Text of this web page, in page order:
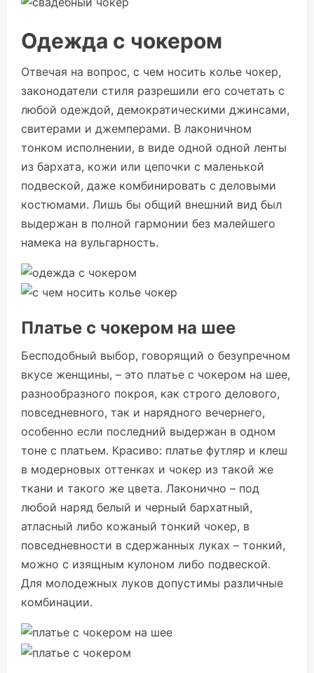
Одежда с чокером
Отвечая на вопрос, с чем носить колье чокер,
законодатели стиля разрешили его сочетать с
любой одеждой, демократическими джинсами,
свитерами и джемперами. В лаконичном
тонком исполнении, в виде одной одной ленты
из бархата, кожи или цепочки с маленькой
подвеской, даже комбинировать с деловыми
костюмами. Лишь бы общий внешний вид был
выдержан в полной гармонии без малейшего
намека на вульгарность.
Платье с чокером на шее
Бесподобный выбор, говорящий о безупречном
вкусе женщины, – это платье с чокером на шее,
разнообразного покроя, как строго делового,
повседневного, так и нарядного вечернего,
особенно если последний выдержан в одном
тоне с платьем. Красиво: платье футляр и клеш
в модерновых оттенках и чокер из такой же
ткани и такого же цвета. Лаконично – под
любой наряд белый и черный бархатный,
атласный либо кожаный тонкий чокер, в
повседневности в сдержанных луках – тонкий,
можно с изящным кулоном либо подвеской.
Для молодежных луков допустимы различные
комбинации.